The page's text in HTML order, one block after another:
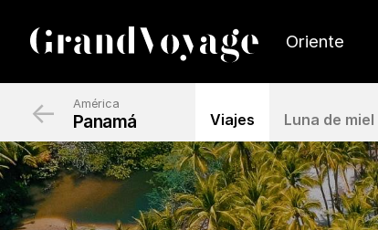
Oriente
América
Panamá Viajes Luna de miel
←